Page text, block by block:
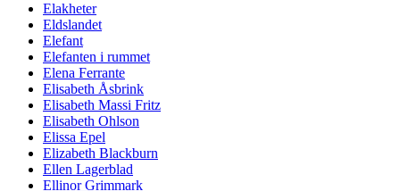
Elakheter
Eldslandet
Elefant
Elefanten i rummet
Elena Ferrante
Elisabeth Åsbrink
Elisabeth Massi Fritz
Elisabeth Ohlson
Elissa Epel
Elizabeth Blackburn
Ellen Lagerblad
Ellinor Grimmark